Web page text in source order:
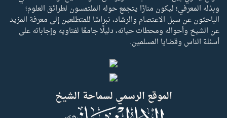
وبذله المعرفي؛ ليكون منارًا يتجمع حوله الملتمسون لطرائق العلوم؛
الباحثون عن سبل الاعتصام والرشاد، نبراسًا للمتطلعين إلى معرفة المزيد
عن الشيخ وأحواله ومحطات حياته، دليلًا جامعًا لفتاويه وإجاباته على
أسئلة الناس وقضايا المسلمين.
الموقع الرسمي لسماحة الشيخ